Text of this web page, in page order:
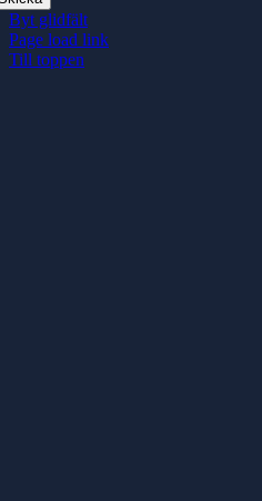
Byt glidfält
Page load link
Till toppen